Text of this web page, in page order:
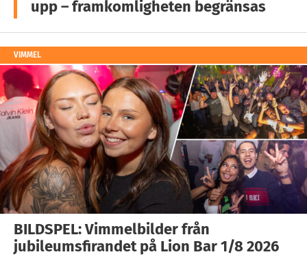
upp – framkomligheten begränsas
VIMMEL
BILDSPEL: Vimmelbilder från
jubileumsfirandet på Lion Bar 1/8 2026